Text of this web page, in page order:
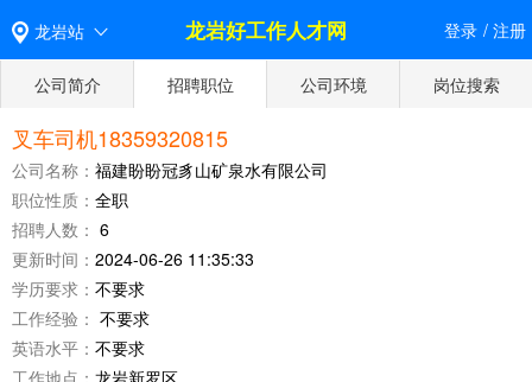
龙岩站 龙岩好工作人才网 登录 / 注册
公司简介 招聘职位 公司环境 岗位搜索
叉车司机18359320815
公司名称： 福建盼盼冠豸山矿泉水有限公司
职位性质： 全职
招聘人数： 6
更新时间： 2024-06-26 11:35:33
学历要求： 不要求
工作经验： 不要求
英语水平： 不要求
工作地点： 龙岩新罗区